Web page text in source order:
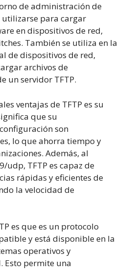
de administración de
utilizarse para cargar
en dispositivos de red,
También se utiliza en la
de dispositivos de red,
archivos de
un servidor TFTP.
ventajas de TFTP es su
que su
son
lo que ahorra tiempo y
Además, al
udp, TFTP es capaz de
rápidas y eficientes de
la velocidad de
es que es un protocolo
y está disponible en la
operativos y
Esto permite una